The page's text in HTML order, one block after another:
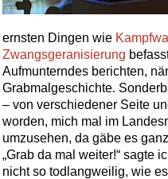
ernsten Dingen wie
Zwangsgeranisierung
Aufmunterndes berichten,
Grabmalgeschichte.
– von verschiedener Seite
worden, mich mal im
umzusehen, da gäbe es
„Grab da mal weiter!“ sagte
nicht so todlangweilig, wie